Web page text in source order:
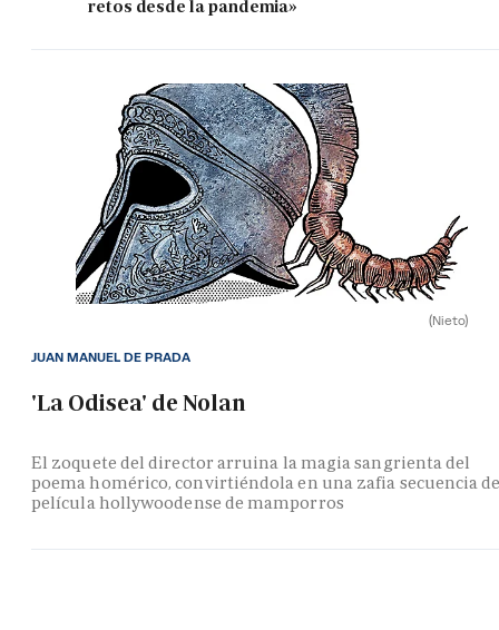
retos desde la pandemia»
(Nieto)
'La Odisea' de Nolan
El zoquete del director arruina la magia sangrienta del
poema homérico, convirtiéndola en una zafia secuencia
película hollywoodense de mamporros
JUAN MANUEL DE PRADA